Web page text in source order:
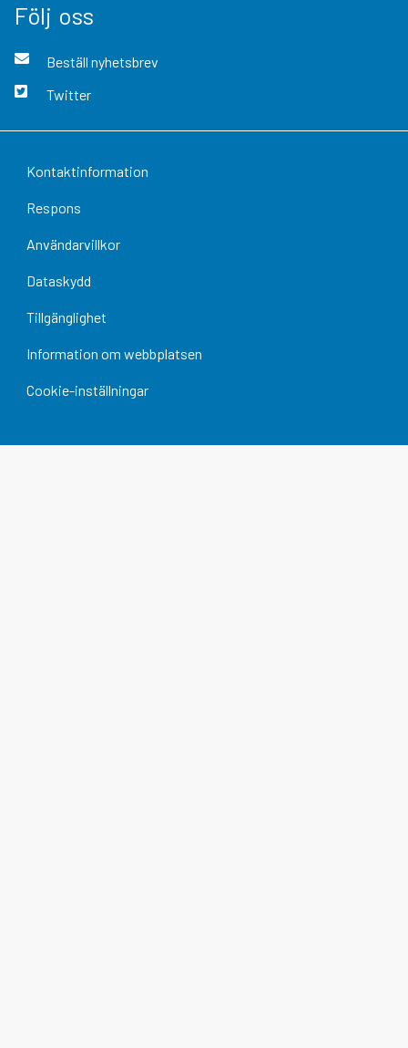
Följ oss
Beställ nyhetsbrev
Twitter
Kontaktinformation
Respons
Användarvillkor
Dataskydd
Tillgänglighet
Information om webbplatsen
Cookie-inställningar